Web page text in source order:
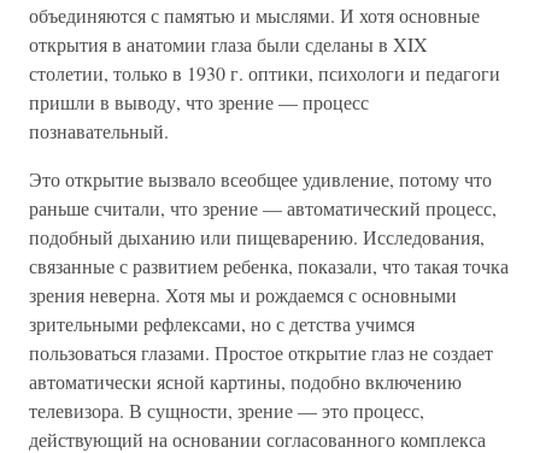
объединяются с памятью и мыслями. И хотя основные
открытия в анатомии глаза были сделаны в XIX
столетии, только в 1930 г. оптики, психологи и педагоги
пришли в выводу, что зрение — процесс
познавательный.
Это открытие вызвало всеобщее удивление, потому что
раньше считали, что зрение — автоматический процесс,
подобный дыханию или пищеварению. Исследования,
связанные с развитием ребенка, показали, что такая точка
зрения неверна. Хотя мы и рождаемся с основными
зрительными рефлексами, но с детства учимся
пользоваться глазами. Простое открытие глаз не создает
автоматически ясной картины, подобно включению
телевизора. В сущности, зрение — это процесс,
действующий на основании согласованного комплекса